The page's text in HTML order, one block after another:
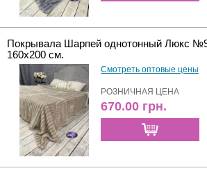
Покрывала Шарпей однотонный Люкс
160х200 см.
Смотреть оптовые цены
РОЗНИЧНАЯ ЦЕНА
670.00 грн.